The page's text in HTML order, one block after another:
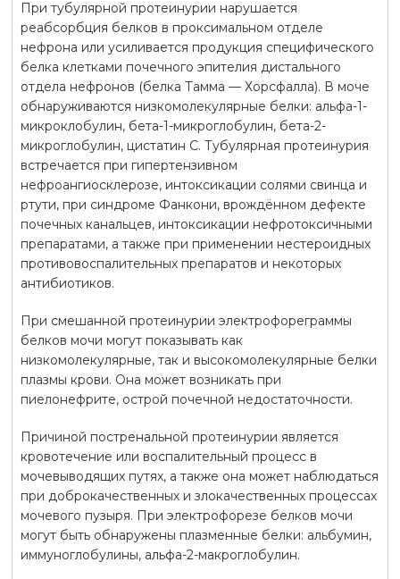
При тубулярной протеинурии нарушается
реабсорбция белков в проксимальном отделе
нефрона или усиливается продукция специфического
белка клетками почечного эпителия дистального
отдела нефронов (белка Тамма — Хорсфалла). В моче
обнаруживаются низкомолекулярные белки: альфа-1-
микроклобулин, бета-1-микроглобулин, бета-2-
микроглобулин, цистатин С. Тубулярная протеинурия
встречается при гипертензивном
нефроангиосклерозе, интоксикации солями свинца и
ртути, при синдроме Фанкони, врождённом дефекте
почечных канальцев, интоксикации нефротоксичными
препаратами, а также при применении нестероидных
противовоспалительных препаратов и некоторых
антибиотиков.
При смешанной протеинурии электрофореграммы
белков мочи могут показывать как
низкомолекулярные, так и высокомолекулярные белки
плазмы крови. Она может возникать при
пиелонефрите, острой почечной недостаточности.
Причиной постренальной протеинурии является
кровотечение или воспалительный процесс в
мочевыводящих путях, а также она может наблюдаться
при доброкачественных и злокачественных процессах
мочевого пузыря. При электрофорезе белков мочи
могут быть обнаружены плазменные белки: альбумин,
иммуноглобулины, альфа-2-макроглобулин.